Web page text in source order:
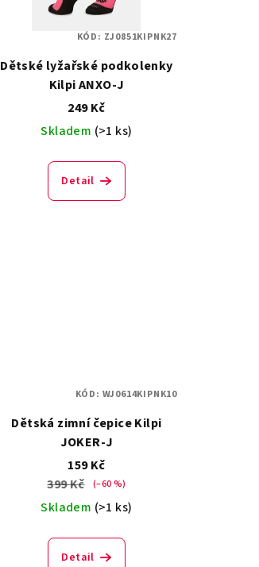
Dětské lyžařské podkolenky
Kilpi ANXO-J
249 Kč
Skladem (>1 ks)
Detail
KÓD: ZJ0851KIPNK27
Dětská zimní čepice Kilpi
JOKER-J
159 Kč
399 Kč
(–60 %)
Skladem (>1 ks)
Detail
KÓD: WJ0614KIPNK10